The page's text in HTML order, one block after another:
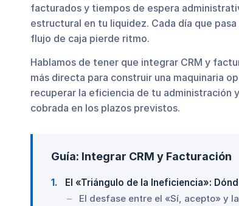
facturados y tiempos de espera
estructural en tu liquidez. Cada día que
flujo de caja pierde ritmo.
Hablamos de tener que integrar CRM y
más directa para construir una maquinaria
recuperar la eficiencia de tu administración
cobrada en los plazos previstos.
Guía: Integrar CRM y Facturación
1
El «Triángulo de la Ineficiencia»:
El desfase entre el «Sí, acepto» y